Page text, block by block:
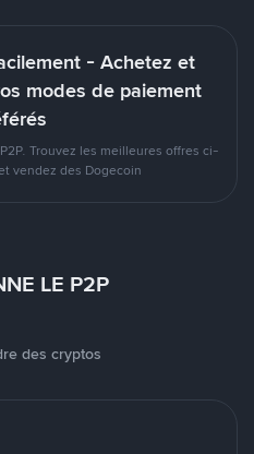
- Achetez et
modes de paiement
Trouvez les meilleures offres ci-
vendez des Dogecoin
LE P2P
des cryptos